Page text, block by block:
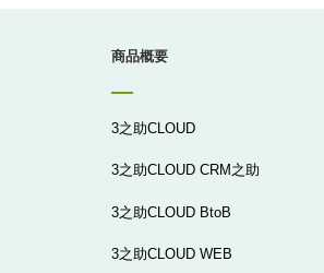
商品概要
3之助CLOUD
3之助CLOUD CRM之助
3之助CLOUD BtoB
3之助CLOUD WEB